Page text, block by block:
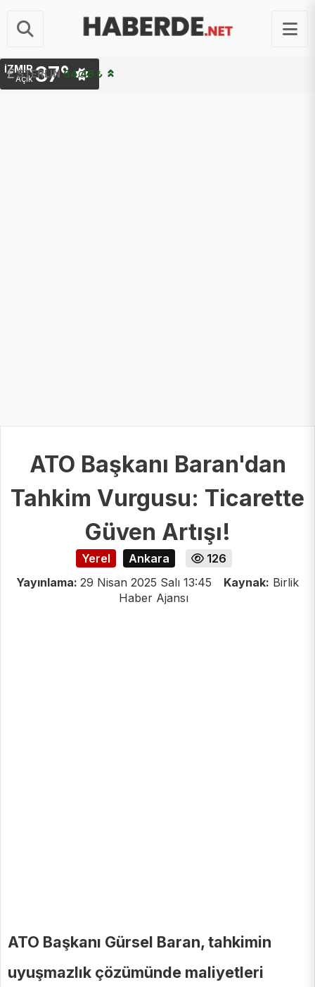
STERLIN 64.48 ₺
İZMIR
Açık37°
ATO Başkanı Baran'dan
Tahkim Vurgusu: Ticarette
Güven Artışı!
Yerel Ankara
126
Yayınlama: 29 Nisan 2025 Salı 13:45 Kaynak: Birlik
Haber Ajansı
ATO Başkanı Gürsel Baran, tahkimin
uyuşmazlık çözümünde maliyetleri